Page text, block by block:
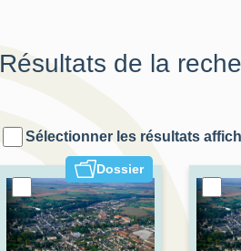
Résultats de la
Sélectionner les résultats
Dossier